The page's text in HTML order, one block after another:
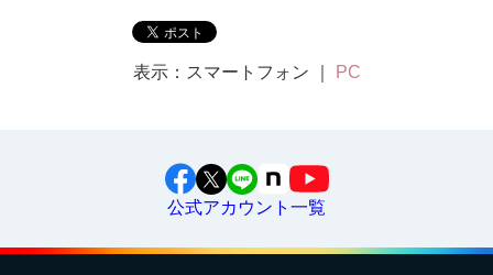
表示：スマートフォン ｜ PC
公式アカウント一覧